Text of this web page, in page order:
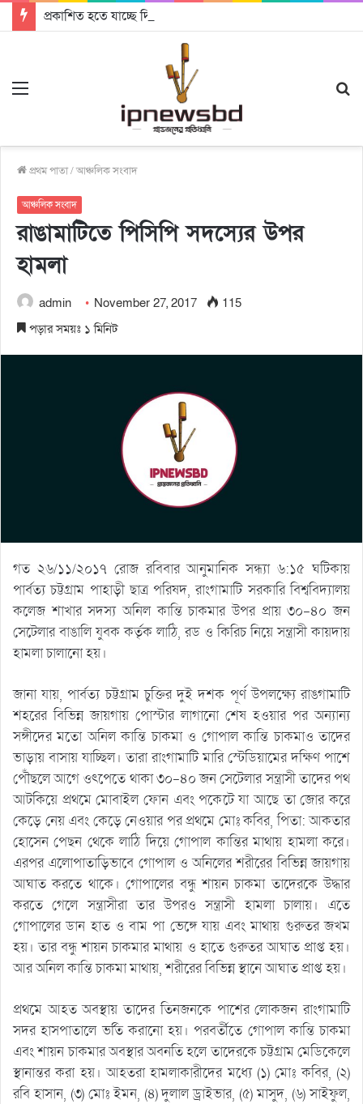
প্রকাশিত হতে যাচ্ছে দি রাবুগার নতুন গান ‘Baljanggi’
প্রথম পাতা/আঞ্চলিক সংবাদ
আঞ্চলিক সংবাদ
রাঙামাটিতে পিসিপি সদস্যের উপর
হামলা
admin November 27, 2017
115
পড়ার সময়ঃ ১ মিনিট
গত ২৬/১১/২০১৭ রোজ রবিবার আনুমানিক সন্ধ্যা ৬:১৫ ঘটিকায়
পার্বত্য চট্টগ্রাম পাহাড়ী ছাত্র পরিষদ, রাংগামাটি সরকারি বিশ্ববিদ্যালয়
কলেজ শাখার সদস্য অনিল কান্তি চাকমার উপর প্রায় ৩০-৪০ জন
সেটেলার বাঙালি যুবক কর্তৃক লাঠি, রড ও কিরিচ নিয়ে সন্ত্রাসী কায়দায়
হামলা চালানো হয়।
জানা যায়, পার্বত্য চট্টগ্রাম চুক্তির দুই দশক পূর্ণ উপলক্ষ্যে রাঙগামাটি
শহরের বিভিন্ন জায়গায় পোস্টার লাগানো শেষ হওয়ার পর অন্যান্য
সঙ্গীদের মতো অনিল কান্তি চাকমা ও গোপাল কান্তি চাকমাও তাদের
ভাড়ায় বাসায় যাচ্ছিল। তারা রাংগামাটি মারি স্টেডিয়ামের দক্ষিণ পাশে
পৌঁছলে আগে ওৎপেতে থাকা ৩০-৪০ জন সেটেলার সন্ত্রাসী তাদের পথ
আটকিয়ে প্রথমে মোবাইল ফোন এবং পকেটে যা আছে তা জোর করে
কেড়ে নেয় এবং কেড়ে নেওয়ার পর প্রথমে মোঃ কবির, পিতা: আকতার
হোসেন পেছন থেকে লাঠি দিয়ে গোপাল কান্তির মাথায় হামলা করে।
এরপর এলোপাতাড়িভাবে গোপাল ও অনিলের শরীরের বিভিন্ন জায়গায়
আঘাত করতে থাকে। গোপালের বন্ধু শায়ন চাকমা তাদেরকে উদ্ধার
করতে গেলে সন্ত্রাসীরা তার উপরও সন্ত্রাসী হামলা চালায়। এতে
গোপালের ডান হাত ও বাম পা ভেঙ্গে যায় এবং মাথায় গুরুতর জখম
হয়। তার বন্ধু শায়ন চাকমার মাথায় ও হাতে গুরুতর আঘাত প্রাপ্ত হয়।
আর অনিল কান্তি চাকমা মাথায়, শরীরের বিভিন্ন স্থানে আঘাত প্রাপ্ত হয়।
প্রথমে আহত অবস্থায় তাদের তিনজনকে পাশের লোকজন রাংগামাটি
সদর হাসপাতালে ভর্তি করানো হয়। পরবর্তীতে গোপাল কান্তি চাকমা
এবং শায়ন চাকমার অবস্থার অবনতি হলে তাদেরকে চট্টগ্রাম মেডিকেলে
স্থানান্তর করা হয়। আহতরা হামলাকারীদের মধ্যে (১) মোঃ কবির, (২)
রবি হাসান, (৩) মোঃ ইমন, (৪) দুলাল ড্রাইভার, (৫) মাসুদ, (৬) সাইফুল,